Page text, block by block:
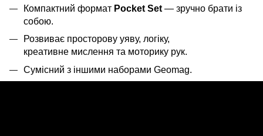
Компактний формат Pocket Set — зручно брати із
собою.
Розвиває просторову уяву, логіку,
креативне мислення та моторику рук.
Сумісний з іншими наборами Geomag.